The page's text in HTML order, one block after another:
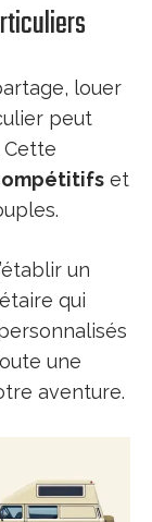
louer
peut
et
un
qui
une
aventure.